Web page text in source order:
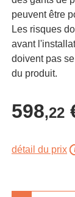
peuvent être
Les risques
avant
doivent pas
du produit.
598,22
détail du prix